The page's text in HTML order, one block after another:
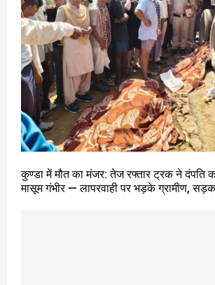
कुण्डा में मौत का मंजर: तेज रफ्तार ट्रक ने दंपति
मासूम गंभीर — लापरवाही पर भड़के ग्रामीण,